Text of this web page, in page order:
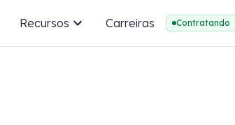
Recursos Carreiras Contratando